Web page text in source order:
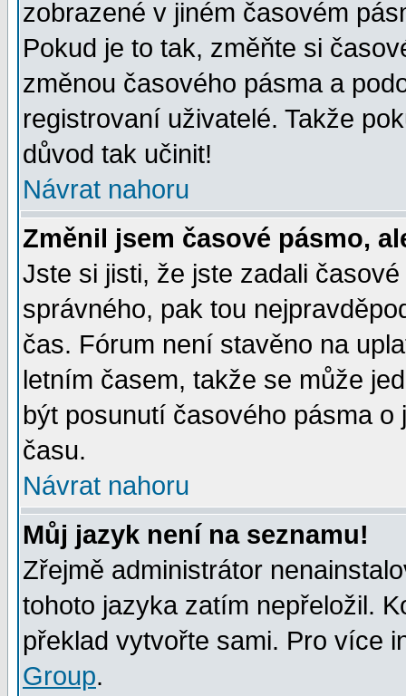
zobrazené v jiném časovém
Pokud je to tak, změňte si
změnou časového pásma a
registrovaní uživatelé. Takže
důvod tak učinit!
Návrat nahoru
Změnil jsem časové pásmo,
Jste si jisti, že jste zadali
správného, pak tou
čas. Fórum není stavěno na
letním časem, takže se může
být posunutí časového pásma
času.
Návrat nahoru
Můj jazyk není na seznamu!
Zřejmě administrátor
tohoto jazyka zatím nepřeložil.
překlad vytvořte sami. Pro více
Group.